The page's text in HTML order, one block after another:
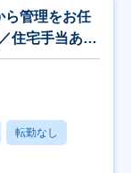
ら管理をお任
住宅手当あり
転勤なし